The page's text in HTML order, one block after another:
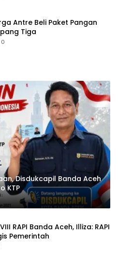
Antre Beli Paket Pangan
Tiga
0
Disdukcapil Banda Aceh
KTP
RAPI Banda Aceh, Illiza: RAPI
Pemerintah